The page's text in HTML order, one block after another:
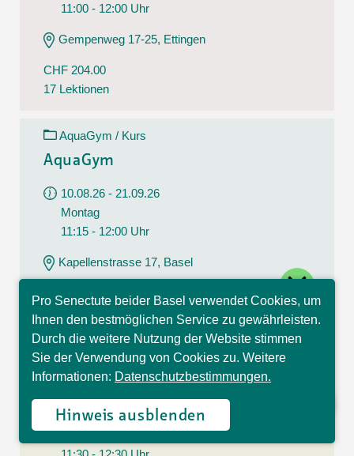
11:00 - 12:00 Uhr
Gempenweg 17-25, Ettingen
CHF 204.00
17 Lektionen
AquaGym / Kurs
AquaGym
10.08.26 - 21.09.26
Montag
11:15 - 12:00 Uhr
Kapellenstrasse 17, Basel
CHF 112.00
7 Lektionen
Yoga / Kurs
Yoga
10.08.26 - 21.09.26
Montag
Pro Senectute beider Basel verwendet Cookies, um
Ihnen den bestmöglichen Service zu gewährleisten.
Durch die weitere Nutzung der Website stimmen
Sie der Verwendung von Cookies zu. Weitere
Informationen: Datenschutzbestimmungen.
Hinweis ausblenden
Hallo, ich bin Sophia und
beantworte gerne Ihre
Fragen.
close